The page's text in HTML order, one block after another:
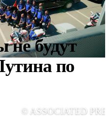
будут
по
© ASSOCIATED